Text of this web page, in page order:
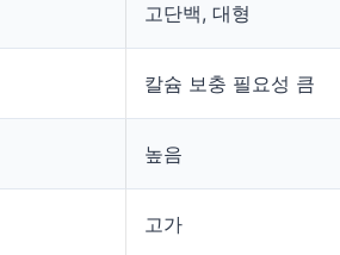
고단백, 대형
칼슘 보충 필요성 큼
높음
고가